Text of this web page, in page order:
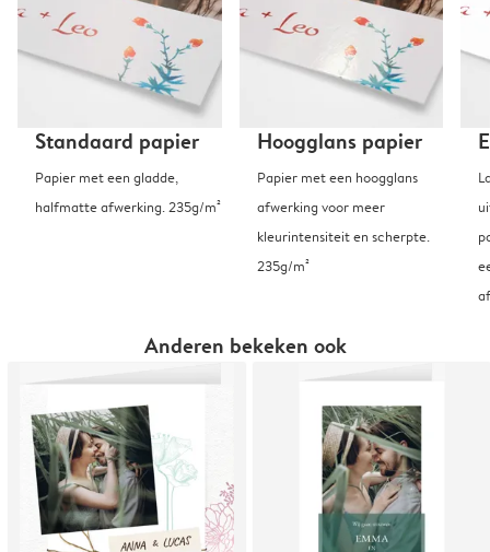
Standaard papier
Papier met een gladde,
halfmatte afwerking. 235g/m²
Hoogglans papier
Papier met een hoogglans
afwerking voor meer
kleurintensiteit en scherpte.
235g/m²
Anderen bekeken ook